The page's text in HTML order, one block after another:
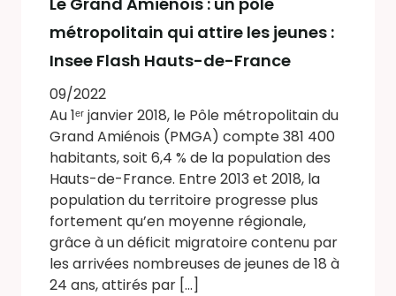
métropolitain qui attire les jeunes :
Insee Flash Hauts-de-France
09/2022
Au 1ᵉʳ janvier 2018, le Pôle métropolitain du
Grand Amiénois (PMGA) compte 381 400
habitants, soit 6,4 % de la population des
Hauts-de-France. Entre 2013 et 2018, la
population du territoire progresse plus
fortement qu’en moyenne régionale,
grâce à un déficit migratoire contenu par
les arrivées nombreuses de jeunes de 18 à
24 ans, attirés par [...]